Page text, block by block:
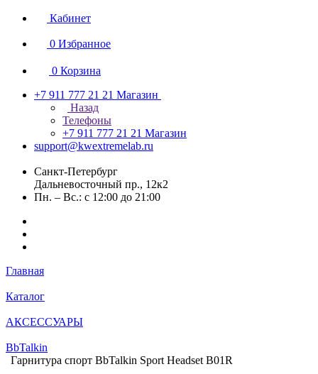
Кабинет
0 Избранное
0 Корзина
+7 911 777 21 21 Магазин
Назад
Телефоны
+7 911 777 21 21 Магазин
support@kwextremelab.ru
Санкт-Петербург
Дальневосточный пр., 12к2
Пн. – Вс.: с 12:00 до 21:00
Главная
Каталог
АКСЕССУАРЫ
BbTalkin
Гарнитура спорт BbTalkin Sport Headset B01R